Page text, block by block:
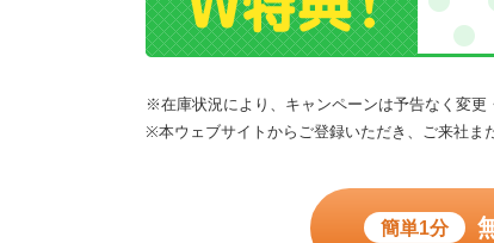
※在庫状況により、キャンペーンは予告なく変更
※本ウェブサイトからご登録いただき、ご来社ま
簡単1分